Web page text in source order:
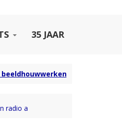
35 JAAR